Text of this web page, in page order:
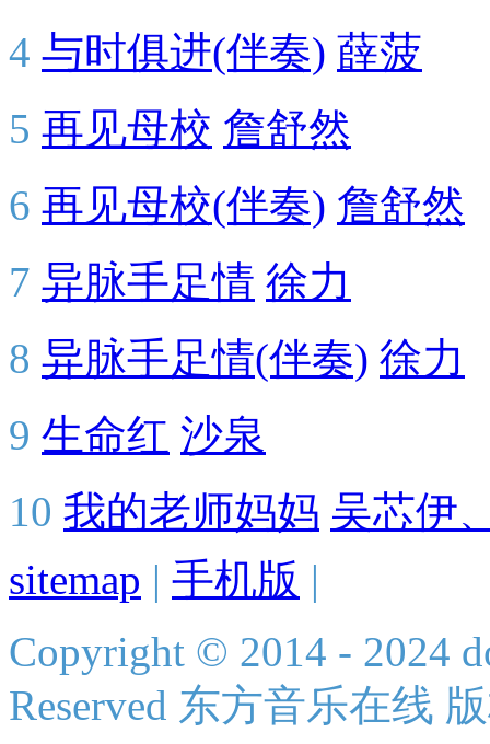
4 与时俱进(伴奏) 薛菠
5 再见母校 詹舒然
6 再见母校(伴奏) 詹舒然
7 异脉手足情 徐力
8 异脉手足情(伴奏) 徐力
9 生命红 沙泉
10 我的老师妈妈 吴芯伊
sitemap | 手机版 |
Copyright © 2014 - 2024
Reserved 东方音乐在线